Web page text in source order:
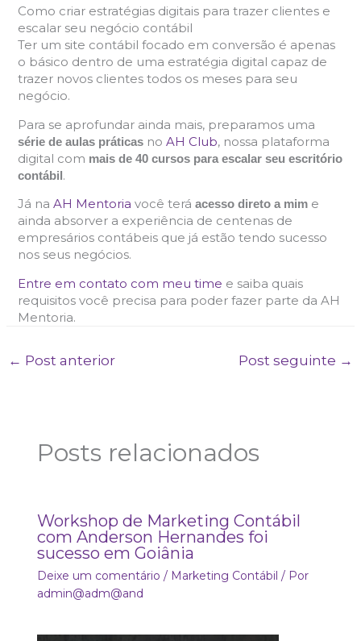
Como criar estratégias digitais para trazer clientes e
escalar seu negócio contábil
Ter um site contábil focado em conversão é apenas
o básico dentro de uma estratégia digital capaz de
trazer novos clientes todos os meses para seu
negócio.
Para se aprofundar ainda mais, preparamos uma
série de aulas práticasno AH Club, nossa plataforma
digital com mais de 40 cursos para escalar seu escritório
contábil.
Já na AH Mentoria você terá acesso direto a mime
ainda absorver a experiência de centenas de
empresários contábeis que já estão tendo sucesso
nos seus negócios.
Entre em contato com meu time e saiba quais
requisitos você precisa para poder fazer parte da AH
Mentoria.
← Post anterior Post seguinte →
Posts relacionados
Workshop de Marketing Contábil
com Anderson Hernandes foi
sucesso em Goiânia
Deixe um comentário / Marketing Contábil / Por
admin@adm@and